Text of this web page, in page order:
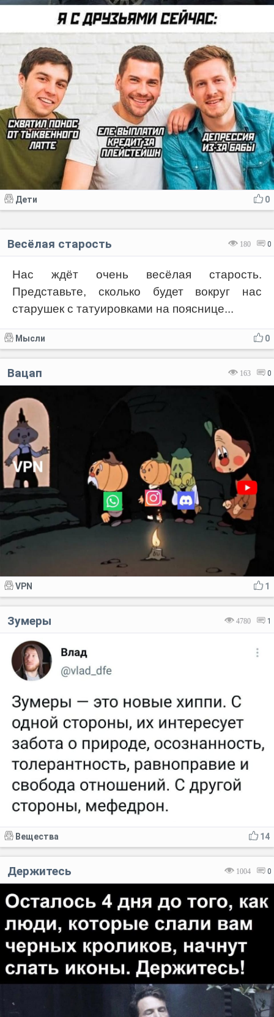
0
Дети
180 0
Весёлая старость
Нас ждёт очень весёлая старость.
Представьте, сколько будет вокруг нас
старушек с татуировками на пояснице...
0
Мысли
163 0
Вацап
1
VPN
4780 1
Зумеры
14
Вещества
1004 0
Держитесь